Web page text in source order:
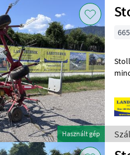
Használt gép
Stoll 665